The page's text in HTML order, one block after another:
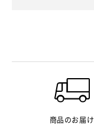
商品のお届け